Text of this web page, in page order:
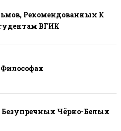
Рекомендованных К
ВГИК
Безупречных Чёрно-Белых